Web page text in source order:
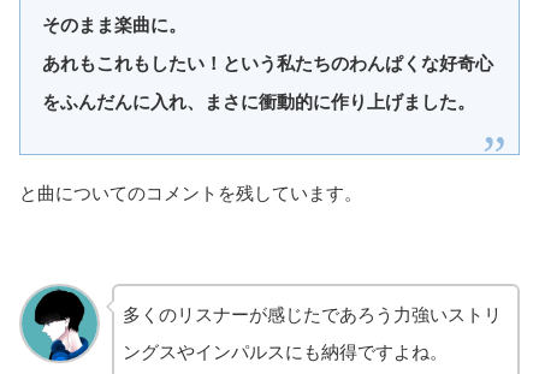
そのまま楽曲に。
あれもこれもしたい！という私たちのわんぱくな好奇心
をふんだんに入れ、まさに衝動的に作り上げました。
と曲についてのコメントを残しています。
多くのリスナーが感じたであろう力強いストリ
ングスやインパルスにも納得ですよね。